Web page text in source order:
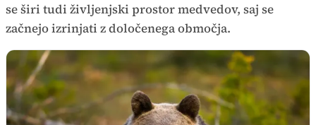
se širi tudi življenjski prostor medvedov, saj se
začnejo izrinjati z določenega območja.